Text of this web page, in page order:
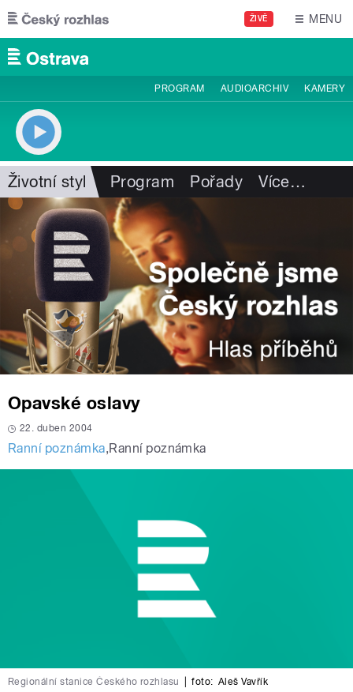
Přejít k hlavnímu obsahu
ŽIVĚ MENU
PROGRAM AUDIOARCHIV KAMERY
Životní styl Program Pořady Více…
Opavské oslavy
22. duben 2004
Ranní poznámka,Ranní poznámka
Regionální stanice Českého rozhlasu foto: Aleš Vavřík